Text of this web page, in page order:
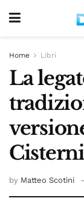
Home Libri
La
by Matteo Scotini